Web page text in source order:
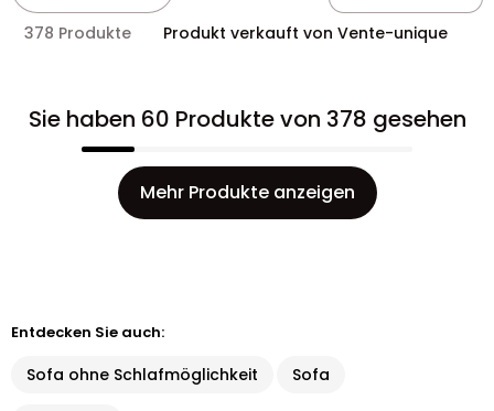
378 Produkte Produkt verkauft von Vente-unique
Sie haben 60 Produkte von 378 gesehen
Mehr Produkte anzeigen
Entdecken Sie auch:
Sofa ohne Schlafmöglichkeit Sofa